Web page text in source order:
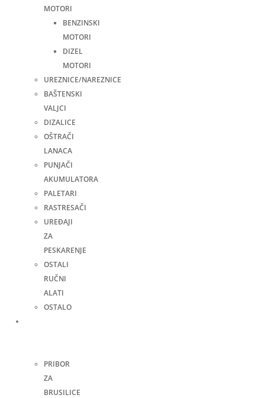
MOTORI
BENZINSKI
MOTORI
DIZEL
MOTORI
UREZNICE/NAREZNICE
BAŠTENSKI
VALJCI
DIZALICE
OŠTRAČI
LANACA
PUNJAČI
AKUMULATORA
PALETARI
RASTRESAČI
UREĐAJI
ZA
PESKARENJE
OSTALI
RUČNI
ALATI
OSTALO
PRIBOR
ZA
BRUSILICE